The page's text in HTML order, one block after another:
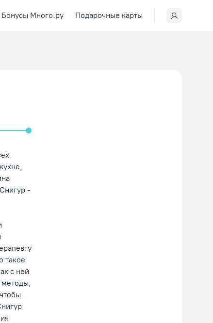
Бонусы Много.ру Подарочные карты
-
такое
с ней
методы,